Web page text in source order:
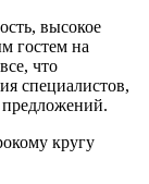
высокое
гостем на
что
специалистов,
предложений.
кругу